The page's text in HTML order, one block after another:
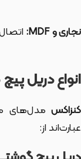
نجاری و MDF:
انواع دریل
کنزاکس مدل‌های
عبارت‌اند از: